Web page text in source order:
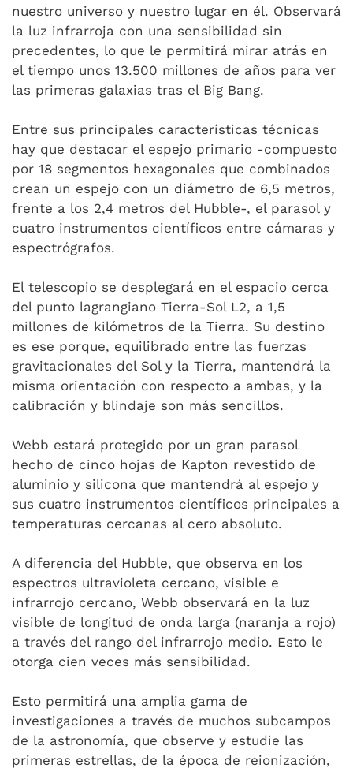
nuestro universo y nuestro lugar en él. Observará
la luz infrarroja con una sensibilidad sin
precedentes, lo que le permitirá mirar atrás en
el tiempo unos 13.500 millones de años para ver
las primeras galaxias tras el Big Bang.
Entre sus principales características técnicas
hay que destacar el espejo primario -compuesto
por 18 segmentos hexagonales que combinados
crean un espejo con un diámetro de 6,5 metros,
frente a los 2,4 metros del Hubble-, el parasol y
cuatro instrumentos científicos entre cámaras y
espectrógrafos.
El telescopio se desplegará en el espacio cerca
del punto lagrangiano Tierra-Sol L2, a 1,5
millones de kilómetros de la Tierra. Su destino
es ese porque, equilibrado entre las fuerzas
gravitacionales del Sol y la Tierra, mantendrá la
misma orientación con respecto a ambas, y la
calibración y blindaje son más sencillos.
Webb estará protegido por un gran parasol
hecho de cinco hojas de Kapton revestido de
aluminio y silicona que mantendrá al espejo y
sus cuatro instrumentos científicos principales a
temperaturas cercanas al cero absoluto.
A diferencia del Hubble, que observa en los
espectros ultravioleta cercano, visible e
infrarrojo cercano, Webb observará en la luz
visible de longitud de onda larga (naranja a rojo)
a través del rango del infrarrojo medio. Esto le
otorga cien veces más sensibilidad.
Esto permitirá una amplia gama de
investigaciones a través de muchos subcampos
de la astronomía, que observe y estudie las
primeras estrellas, de la época de reionización,